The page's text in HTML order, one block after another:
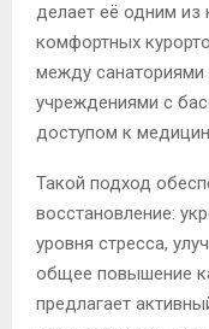
делает её одним из
комфортных
между
учреждениями с
доступом к
Такой подход
восстановление:
уровня стресса,
общее повышение
предлагает